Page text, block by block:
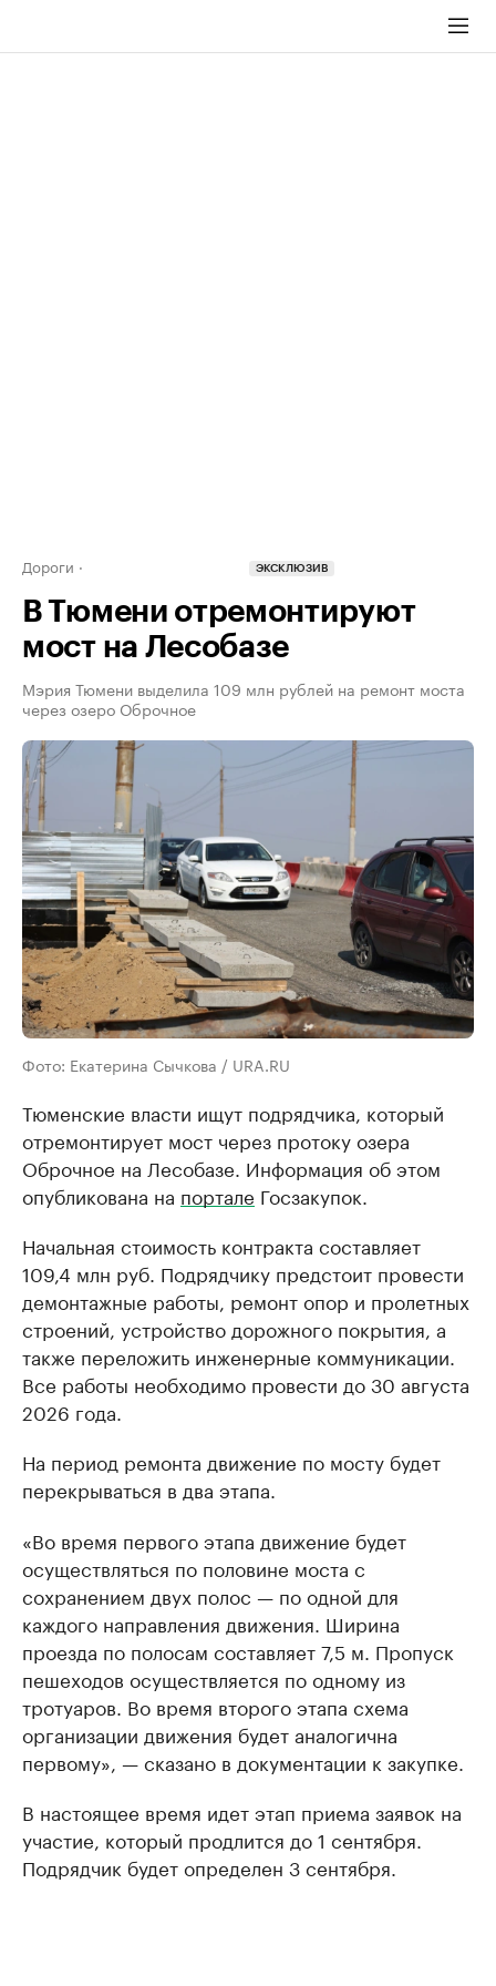
Дороги ЭКСКЛЮЗИВ
В Тюмени отремонтируют
мост на Лесобазе
Мэрия Тюмени выделила 109 млн рублей на ремонт моста
через озеро Оброчное
Фото: Екатерина Сычкова / URA.RU
Тюменские власти ищут подрядчика, который
отремонтирует мост через протоку озера
Оброчное на Лесобазе. Информация об этом
опубликована на портале Госзакупок.
Начальная стоимость контракта составляет
109,4 млн руб. Подрядчику предстоит провести
демонтажные работы, ремонт опор и пролетных
строений, устройство дорожного покрытия, а
также переложить инженерные коммуникации.
Все работы необходимо провести до 30 августа
2026 года.
На период ремонта движение по мосту будет
перекрываться в два этапа.
«Во время первого этапа движение будет
осуществляться по половине моста с
сохранением двух полос — по одной для
каждого направления движения. Ширина
проезда по полосам составляет 7,5 м. Пропуск
пешеходов осуществляется по одному из
тротуаров. Во время второго этапа схема
организации движения будет аналогична
первому», — сказано в документации к закупке.
В настоящее время идет этап приема заявок на
участие, который продлится до 1 сентября.
Подрядчик будет определен 3 сентября.